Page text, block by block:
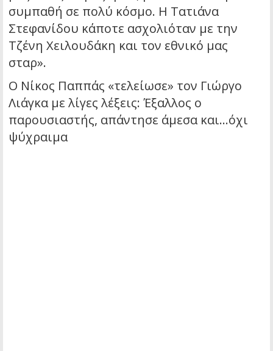
συμπαθή σε πολύ κόσμο. Η Τατιάνα
Στεφανίδου κάποτε ασχολιόταν με την
Τζένη Χειλουδάκη και τον εθνικό μας
σταρ».
O Νίκος Παππάς «τελείωσε» τον Γιώργο
Λιάγκα με λίγες λέξεις: Έξαλλος ο
παρουσιαστής, απάντησε άμεσα και…όχι
ψύχραιμα